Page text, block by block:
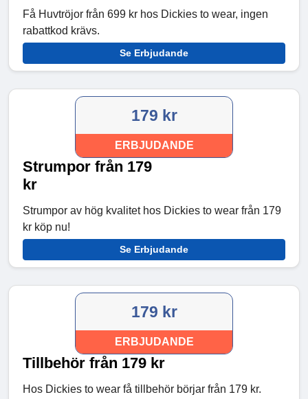
Få Huvtröjor från 699 kr hos Dickies to wear, ingen
rabattkod krävs.
Se Erbjudande
179 kr
ERBJUDANDE
Strumpor från 179
kr
Strumpor av hög kvalitet hos Dickies to wear från 179
kr köp nu!
Se Erbjudande
179 kr
ERBJUDANDE
Tillbehör från 179 kr
Hos Dickies to wear få tillbehör börjar från 179 kr.